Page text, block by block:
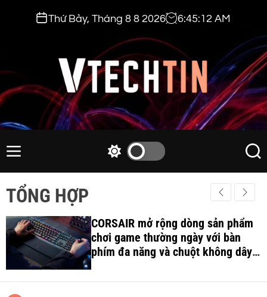
t
o
c
o
e
Thứ Bảy, Tháng 8 8 2026 6:45:14 AM
v
c
h
t
i
n
.
c
M
e
w
h
c
o
S
e
a
r
h
TỔNG HỢP
CORSAIR mở rộng dòng sản phẩm
chơi game thường ngày với bàn
phím đa năng và chuột không dây
công thái học